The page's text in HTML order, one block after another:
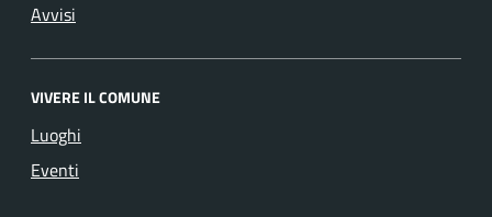
Avvisi
VIVERE IL COMUNE
Luoghi
Eventi